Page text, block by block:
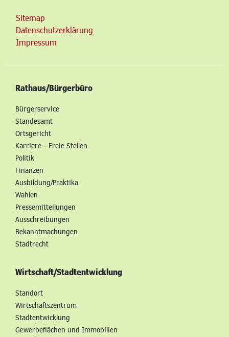
Sitemap
Datenschutzerklärung
Impressum
Rathaus/Bürgerbüro
Bürgerservice
Standesamt
Ortsgericht
Karriere - Freie Stellen
Politik
Finanzen
Ausbildung/Praktika
Wahlen
Pressemitteilungen
Ausschreibungen
Bekanntmachungen
Stadtrecht
Wirtschaft/Stadtentwicklung
Standort
Wirtschaftszentrum
Stadtentwicklung
Gewerbeflächen und Immobilien